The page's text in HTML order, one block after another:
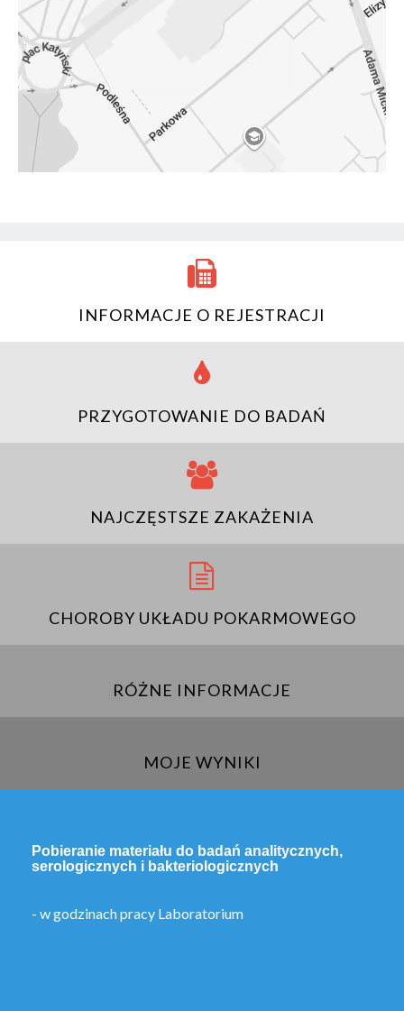
INFORMACJE O REJESTRACJI
PRZYGOTOWANIE DO BADAŃ
NAJCZĘSTSZE ZAKAŻENIA
CHOROBY UKŁADU POKARMOWEGO
RÓŻNE INFORMACJE
MOJE WYNIKI
Pobieranie materiału do badań analitycznych,
serologicznych i bakteriologicznych
- w godzinach pracy Laboratorium